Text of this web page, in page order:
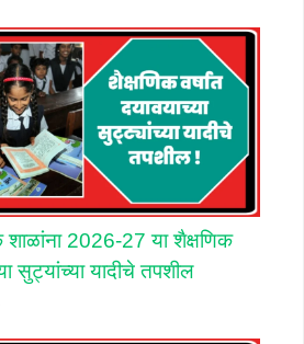
शाळांना 2026-27 या शैक्षणिक
सुट्यांच्या यादीचे तपशील